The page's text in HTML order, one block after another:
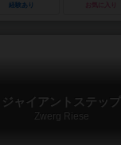
経験あり お気に入り
ジャイアントステップ
Zwerg Riese